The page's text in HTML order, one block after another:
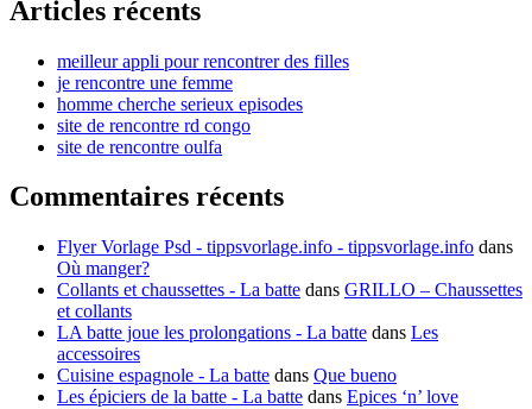
Articles récents
meilleur appli pour rencontrer des filles
je rencontre une femme
homme cherche serieux episodes
site de rencontre rd congo
site de rencontre oulfa
Commentaires récents
Flyer Vorlage Psd - tippsvorlage.info - tippsvorlage.info dans
Où manger?
Collants et chaussettes - La batte dans GRILLO – Chaussettes
et collants
LA batte joue les prolongations - La batte dans Les
accessoires
Cuisine espagnole - La batte dans Que bueno
Les épiciers de la batte - La batte dans Epices ‘n’ love